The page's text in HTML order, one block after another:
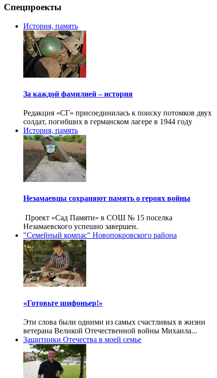
Спецпроекты
История, память
За каждой фамилией – история
Редакция «СГ» присоединилась к поиску потомков двух
солдат, погибших в германском лагере в 1944 году
История, память
Незамаевцы сохраняют память о героях войны
Проект «Сад Памяти» в СОШ № 15 поселка
Незамаевского успешно завершен.
"Семейный компас" Новопокровского района
«Готовьте шифоньер!»
Эти слова были одними из самых счастливых в жизни
ветерана Великой Отечественной войны Михаила...
Защитники Отечества в моей семье